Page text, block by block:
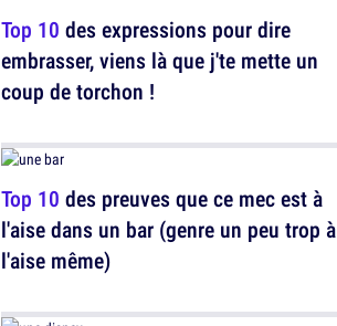
Top 10 des expressions pour dire
embrasser, viens là que j'te mette un
coup de torchon !
Top 10 des preuves que ce mec est à
l'aise dans un bar (genre un peu trop à
l'aise même)